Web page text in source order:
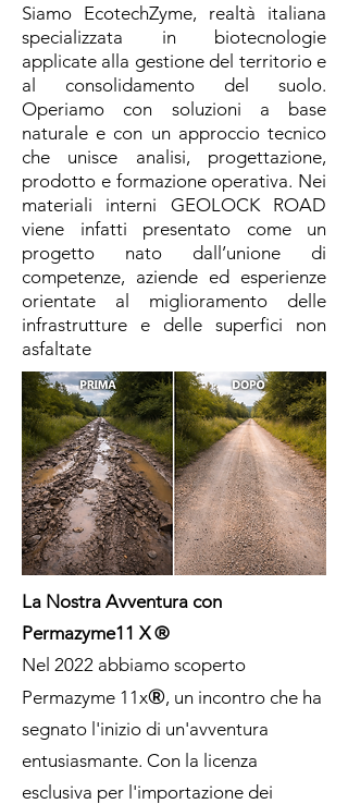
Siamo EcotechZyme, realtà italiana
specializzata in biotecnologie
applicate alla gestione del territorio e
al consolidamento del suolo.
Operiamo con soluzioni a base
naturale e con un approccio tecnico
che unisce analisi, progettazione,
prodotto e formazione operativa. Nei
materiali interni GEOLOCK ROAD
viene infatti presentato come un
progetto nato dall’unione di
competenze, aziende ed esperienze
orientate al miglioramento delle
infrastrutture e delle superfici non
asfaltate
La Nostra Avventura con
Permazyme11 X ®
Nel 2022 abbiamo scoperto
Permazyme 11x®, un incontro che ha
segnato l'inizio di un'avventura
entusiasmante. Con la licenza
esclusiva per l'importazione dei